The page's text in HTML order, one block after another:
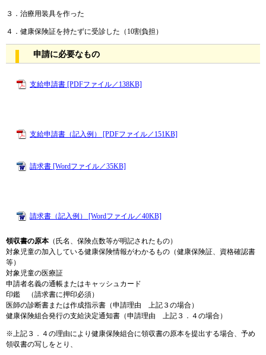
３．治療用装具を作った
４．健康保険証を持たずに受診した（10割負担）
申請に必要なもの
支給申請書 [PDFファイル／138KB]
支給申請書（記入例） [PDFファイル／151KB]
請求書 [Wordファイル／35KB]
請求書（記入例） [Wordファイル／40KB]
領収書の原本 （氏名、保険点数等が明記されたもの）
対象児童の加入している健康保険情報がわかるもの（健康保険証、資格確認書
等）
対象児童の医療証
申請者名義の通帳またはキャッシュカード
印鑑 （請求書に押印必須）
医師の診断書または作成指示書（申請理由 上記３の場合）
健康保険組合発行の支給決定通知書（申請理由 上記３．４の場合）
※上記３．４の理由により健康保険組合に領収書の原本を提出する場合、予め
領収書の写しをとり、